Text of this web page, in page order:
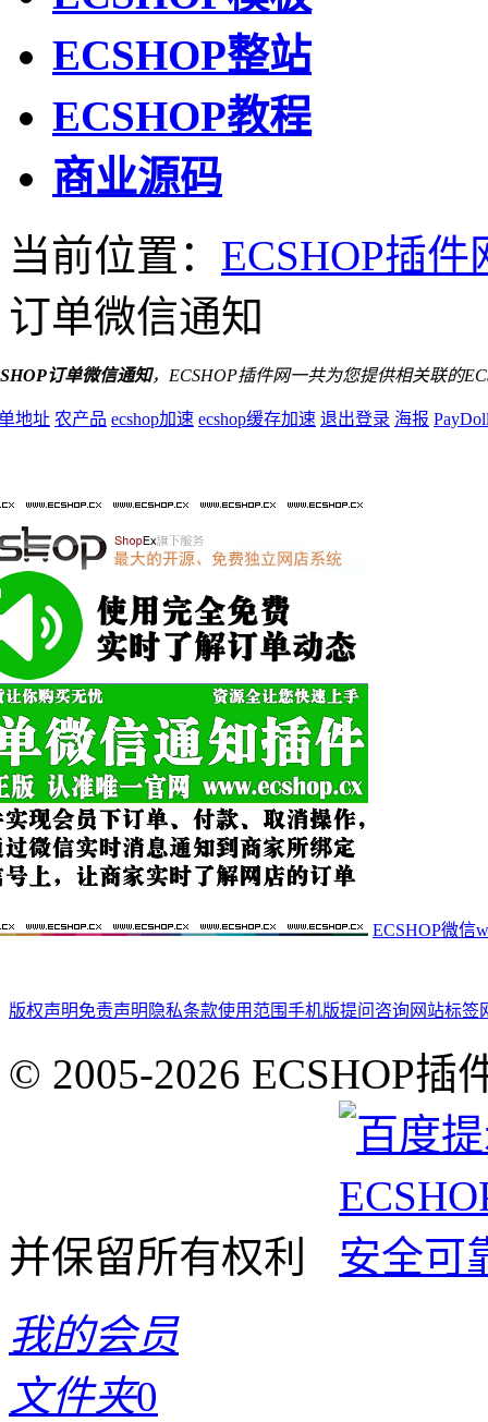
ECSHOP整站
ECSHOP教程
商业源码
当前位置： ECSHOP插件
订单微信通知
订单微信通知，ECSHOP插件网一共为您提供相关联的
地址 农产品 ecshop加速 ecshop缓存加速 退出登录 海报
ECSHOP微信
版权声明免责声明 隐私条款使用范围手机版提问咨询 网站标签
© 2005-2026 ECSHOP插
并保留所有权利
我的会员
文件夹0